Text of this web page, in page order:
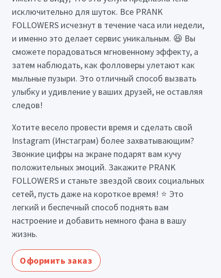
исключительно для шуток. Все PRANK
FOLLOWERS исчезнут в течение часа или недели,
и именно это делает сервис уникальным. 😆 Вы
сможете порадоваться мгновенному эффекту, а
затем наблюдать, как фолловеры улетают как
мыльные пузыри. Это отличный способ вызвать
улыбку и удивление у ваших друзей, не оставляя
следов!
Хотите весело провести время и сделать свой
Instagram (Инстаграм) более захватывающим?
Звонкие цифры на экране подарят вам кучу
положительных эмоций. Закажите PRANK
FOLLOWERS и станьте звездой своих социальных
сетей, пусть даже на короткое время! ⭐️ Это
легкий и беспечный способ поднять вам
настроение и добавить немного фана в вашу
жизнь.
Оформить заказ